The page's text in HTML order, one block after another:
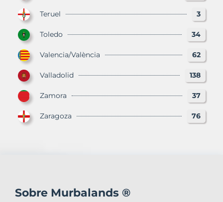
Teruel 3
Toledo 34
Valencia/València 62
Valladolid 138
Zamora 37
Zaragoza 76
Sobre Murbalands ®